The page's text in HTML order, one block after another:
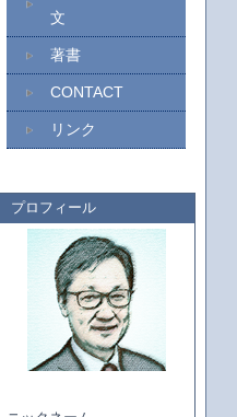
文
著書
CONTACT
リンク
プロフィール